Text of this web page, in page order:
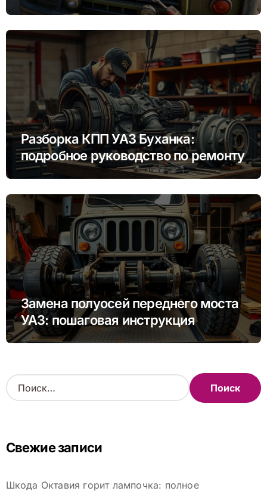
Разборка КПП УАЗ Буханка:
подробное руководство по ремонту
Замена полуосей переднего моста
УАЗ: пошаговая инструкция
Н
а
:Свежие записи
Шкода Октавия горит лампочка: полное